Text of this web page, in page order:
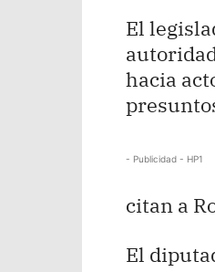
El
hacia
- Publicidad - HP1
citan a
El